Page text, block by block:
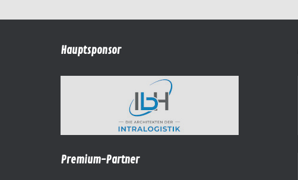
Hauptsponsor
Premium-Partner